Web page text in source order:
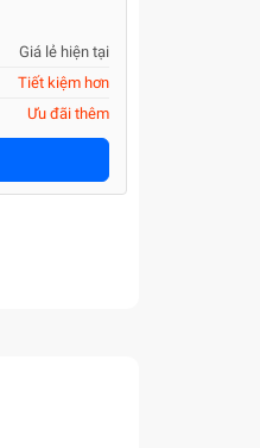
Giá lẻ hiện tại
Tiết kiệm hơn
Ưu đãi thêm